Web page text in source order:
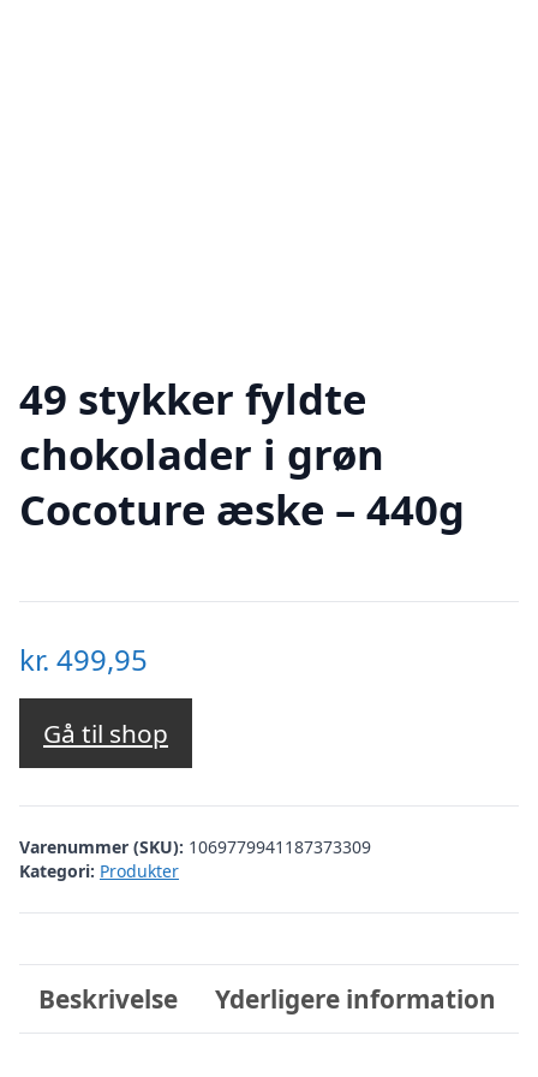
49 stykker fyldte
chokolader i grøn
Cocoture æske – 440g
kr. 499,95
Gå til shop
Varenummer (SKU): 1069779941187373309
Kategori: Produkter
Beskrivelse Yderligere information